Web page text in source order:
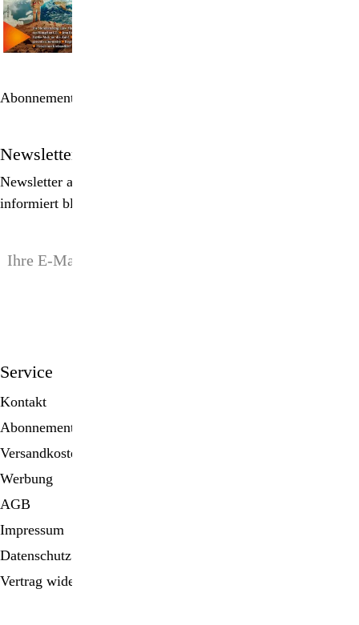
Abonnement bestellen
Newsletter
Newsletter abonnieren, Spezialangebote erhalten und
informiert bleiben!
Service
Kontakt
Abonnement
Versandkosten
Werbung
AGB
Impressum
Datenschutz
Vertrag widerrufen